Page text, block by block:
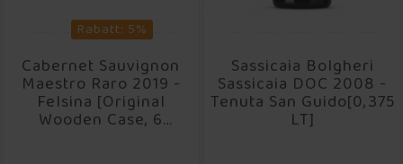
Cabernet Sauvignon
Maestro Raro 2019 -
Felsina [Original
Wooden Case, 6
Rabatt: 5%
Sassicaia Bolgheri
Sassicaia DOC 2008 -
Tenuta San Guido[0,375
LT]